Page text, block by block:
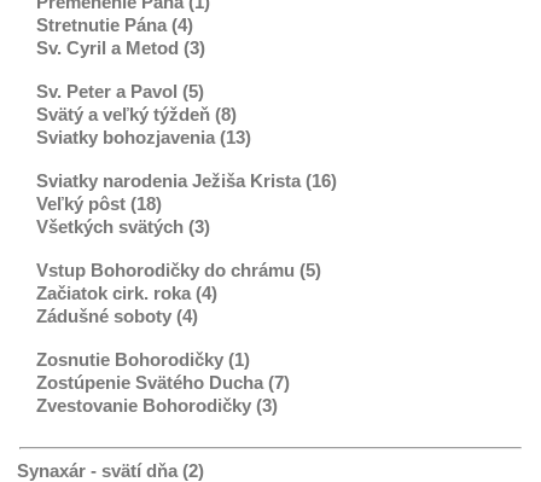
Stretnutie Pána (4)
Sv. Cyril a Metod (3)
Sv. Peter a Pavol (5)
Svätý a veľký týždeň (8)
Sviatky bohozjavenia (13)
Sviatky narodenia Ježiša Krista (16)
Veľký pôst (18)
Všetkých svätých (3)
Vstup Bohorodičky do chrámu (5)
Začiatok cirk. roka (4)
Zádušné soboty (4)
Zosnutie Bohorodičky (1)
Zostúpenie Svätého Ducha (7)
Zvestovanie Bohorodičky (3)
Synaxár - svätí dňa (2)